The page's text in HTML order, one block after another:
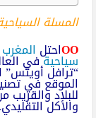
المسلة
ΟΟاحتل المغرب
سياحية
“ترافل
الموقع في
للبلاد والقريب
والأكل